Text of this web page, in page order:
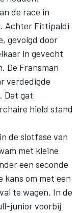
de race in
Achter Fittipaldi
gevolgd door
in gevecht
De Fransman
verdedigde
Dat gat
hield stand
de slotfase van
met kleine
een seconde
kans om met een
te wagen. In de
junior voorbij